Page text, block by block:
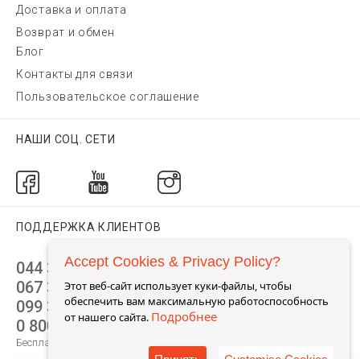
Доставка и оплата
Возврат и обмен
Блог
Контакты для связи
Пользовательское соглашение
НАШИ СОЦ. СЕТИ
ПОДДЕРЖКА КЛИЕНТОВ
044 392 44 45
067 344 14 44 (viber)
099 399 23 80
0 800 305 805
Бесплатно по Украине
Accept Cookies & Privacy Policy?
Этот веб-сайт использует куки-файлы, чтобы
обеспечить вам максимальную работоспособность
от нашего сайта. Подробнее